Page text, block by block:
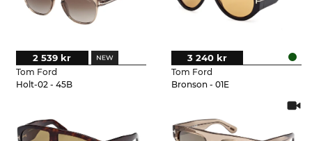
Tom Ford
Holt-02 - 45B
2 539 kr
Tom Ford
Bronson - 01E
3 240 kr